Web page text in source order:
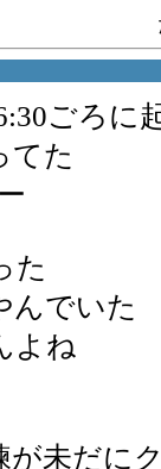
ごろに
てた
た
んでいた
よね
が未だに